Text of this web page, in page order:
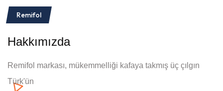
Remifol
Hakkımızda
Remifol markası, mükemmelliği kafaya takmış üç çılgın
Türk'ün